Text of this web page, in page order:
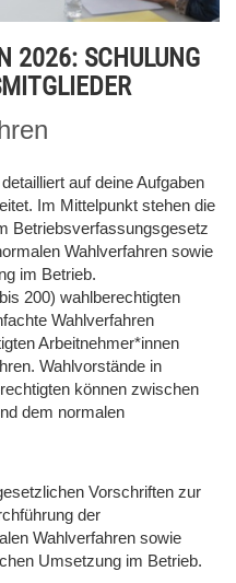
2026: SCHULUNG
auf deine Aufgaben
Im Mittelpunkt stehen die
Betriebsverfassungsgesetz
Wahlverfahren sowie
im Betrieb.
200) wahlberechtigten
Wahlverfahren
Arbeitnehmer*innen
Wahlvorstände in
können zwischen
dem normalen
Vorschriften zur
der
Wahlverfahren sowie
Umsetzung im Betrieb.